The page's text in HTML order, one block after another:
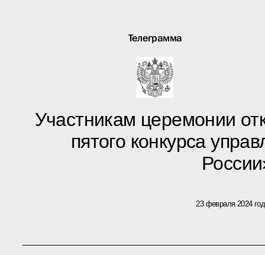
Телеграмма
Участникам церемонии
пятого конкурса
23 февраля 2024